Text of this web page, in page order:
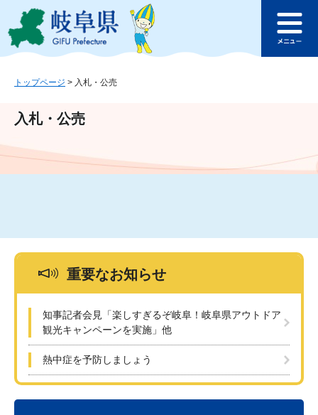
ジ
ュ
文
このページの本文へ
ュ
トップページ > 入札・公売
入札・公売
重要なお知らせ
知事記者会見「楽しすぎるぞ岐阜！岐阜県アウトドア
観光キャンペーンを実施」他
熱中症を予防しましょう